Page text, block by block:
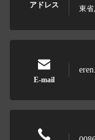
アドレス
東省
E-mail